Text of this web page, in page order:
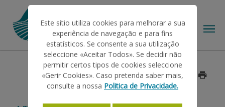
AJUDAS/APOIOS
Data: 2016/04/27
Este sítio utiliza cookies para melhorar a sua
experiência de navegação e para fins
estatísticos. Se consente a sua utilização
seleccione «Aceitar Todos». Se decidir não
permitir certos tipos de cookies seleccione
«Gerir Cookies». Caso pretenda saber mais,
consulte a nossa Politica de Privacidade.